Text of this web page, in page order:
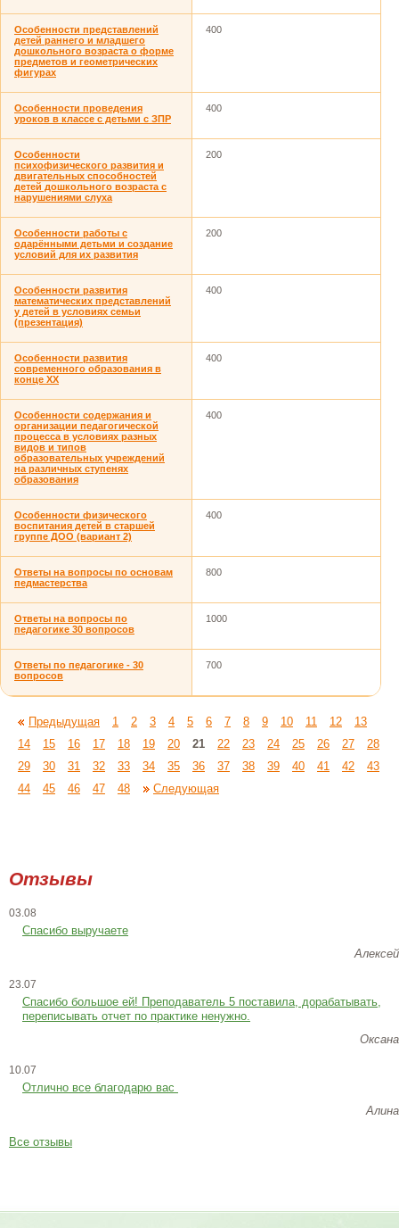
Особенности представлений
детей раннего и младшего
дошкольного возраста о форме
предметов и геометрических
фигурах
400
Особенности проведения
уроков в классе с детьми с ЗПР
400
Особенности
психофизического развития и
двигательных способностей
детей дошкольного возраста с
нарушениями слуха
200
Особенности работы с
одарёнными детьми и создание
условий для их развития
200
Особенности развития
математических представлений
у детей в условиях семьи
(презентация)
400
Особенности развития
современного образования в
конце XX
400
Особенности содержания и
организации педагогической
процесса в условиях разных
видов и типов
образовательных учреждений
на различных ступенях
образования
400
Особенности физического
воспитания детей в старшей
группе ДОО (вариант 2)
400
Ответы на вопросы по основам
педмастерства
800
Ответы на вопросы по
педагогике 30 вопросов
1000
Ответы по педагогике - 30
вопросов
700
Предыдущая 1 2 3 4 5 6 7 8 9 10 11 12
13
14
15 16 17 18 19 20 21 22 23 24 25 26 27
28
29
30 31 32 33 34 35 36 37 38 39 40 41 42
43
44
45 46 47 48 Следующая
Отзывы
03.08
Спасибо выручаете
Алексей
23.07
Cпасибо большое ей! Преподаватель 5 поставила, дорабатывать,
переписывать отчет по практике ненужно.
Оксана
10.07
Отлично все благодарю вас
Алина
Все отзывы